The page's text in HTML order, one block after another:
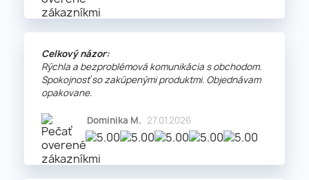
Celkový názor:
Rýchla a bezproblémová komunikácia s obchodom.
Spokojnosť so zakúpenými produktmi. Objednávam
opakovane.
Dominika M. 27.01.2026